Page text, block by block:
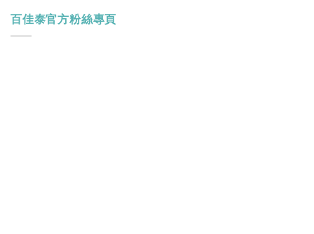
百佳泰官方粉絲專頁